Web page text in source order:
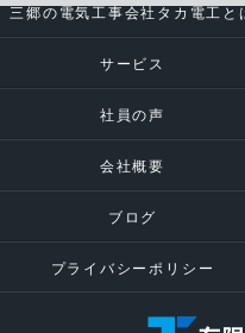
三郷の電気工事会社タカ電工と
サービス
社員の声
会社概要
ブログ
プライバシーポリシー